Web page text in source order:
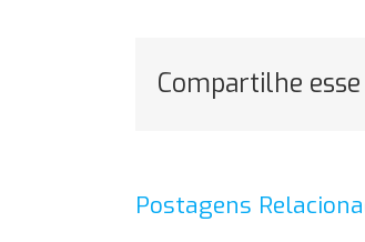
Compartilhe
Postagens